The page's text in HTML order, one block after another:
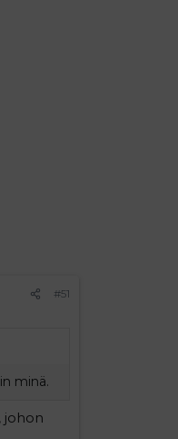
#51
minä.
johon